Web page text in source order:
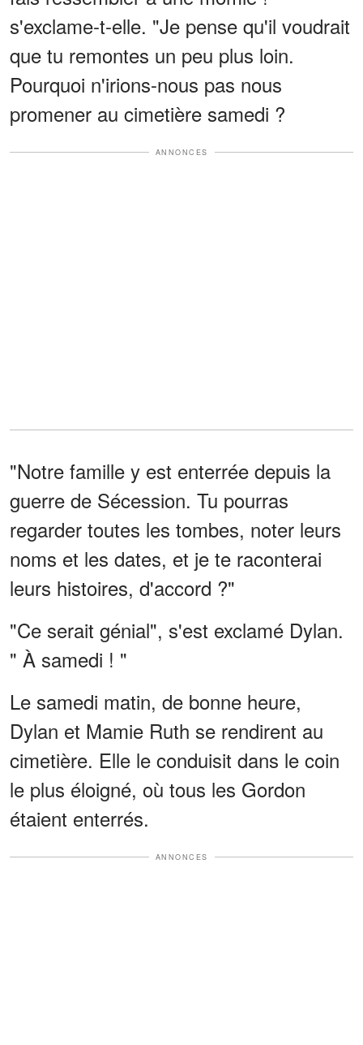
s'exclame-t-elle. "Je pense qu'il voudrait
que tu remontes un peu plus loin.
Pourquoi n'irions-nous pas nous
promener au cimetière samedi ?
ANNONCES
"Notre famille y est enterrée depuis la
guerre de Sécession. Tu pourras
regarder toutes les tombes, noter leurs
noms et les dates, et je te raconterai
leurs histoires, d'accord ?"
"Ce serait génial", s'est exclamé Dylan.
" À samedi ! "
Le samedi matin, de bonne heure,
Dylan et Mamie Ruth se rendirent au
cimetière. Elle le conduisit dans le coin
le plus éloigné, où tous les Gordon
étaient enterrés.
ANNONCES